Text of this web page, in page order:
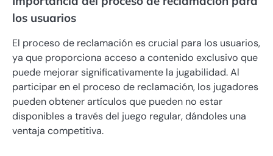
los usuarios
El proceso de reclamación es crucial para los usuarios,
ya que proporciona acceso a contenido exclusivo que
puede mejorar significativamente la jugabilidad. Al
participar en el proceso de reclamación, los jugadores
pueden obtener artículos que pueden no estar
disponibles a través del juego regular, dándoles una
ventaja competitiva.